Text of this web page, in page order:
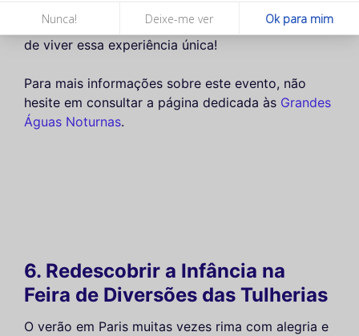
Nunca! Deixe-me ver Ok para mim
esplendor de Versalhes. Não perca a oportunidade
de viver essa experiência única!
Para mais informações sobre este evento, não
hesite em consultar a página dedicada às Grandes
Águas Noturnas.
6. Redescobrir a Infância na
Feira de Diversões das Tulherias
O verão em Paris muitas vezes rima com alegria e